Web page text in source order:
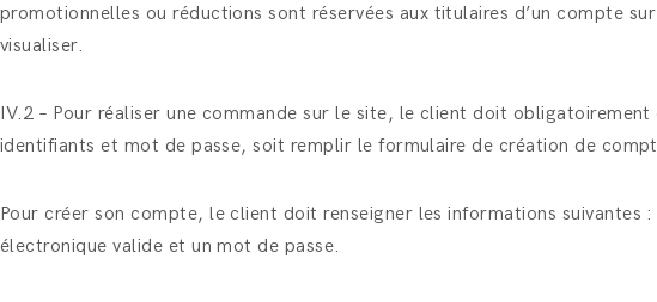
promotionnelles ou réductions sont réservées aux titulaires d’un compte
visualiser.
IV.2 – Pour réaliser une commande sur le site, le client doit
identifiants et mot de passe, soit remplir le formulaire de création de
Pour créer son compte, le client doit renseigner les informations
électronique valide et un mot de passe.